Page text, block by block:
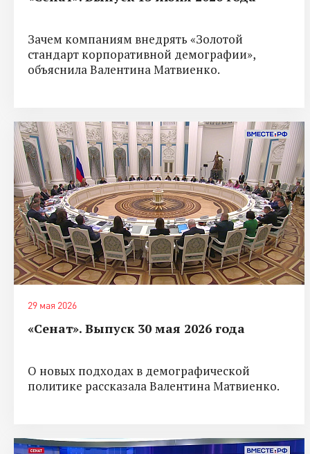
Зачем компаниям внедрять «Золотой
стандарт корпоративной демографии»,
объяснила Валентина Матвиенко.
29 мая 2026
«Сенат». Выпуск 30 мая 2026 года
О новых подходах в демографической
политике рассказала Валентина Матвиенко.